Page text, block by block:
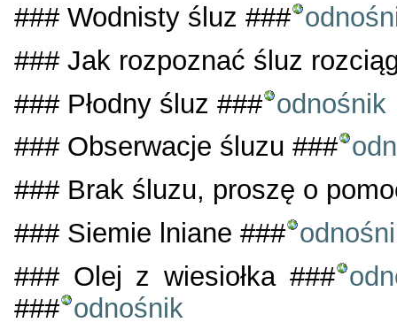
### Wodnisty śluz ###
### Jak rozpoznać śluz
### Płodny śluz ### odnośnik
### Obserwacje śluzu ###
### Brak śluzu, proszę o
### Siemie lniane ###
### Olej z wiesiołka ###
### odnośnik